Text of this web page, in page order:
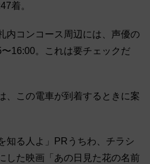
着。
内コンコース周辺には、声優の
16:00。これは要チェックだ
、この電車が到着するときに案
知る人よ」PRうちわ、チラシ
した映画「あの日見た花の名前